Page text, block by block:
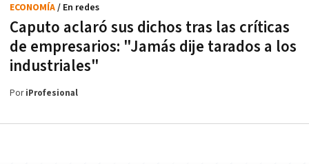
Caputo aclaró sus dichos tras las críticas
de empresarios: "Jamás dije tarados a los
industriales"
ECONOMÍA/ En redes
PoriProfesional